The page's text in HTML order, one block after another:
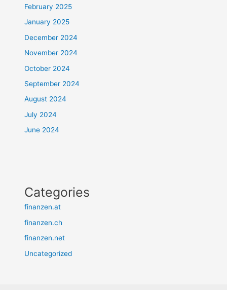
February 2025
January 2025
December 2024
November 2024
October 2024
September 2024
August 2024
July 2024
June 2024
Categories
finanzen.at
finanzen.ch
finanzen.net
Uncategorized